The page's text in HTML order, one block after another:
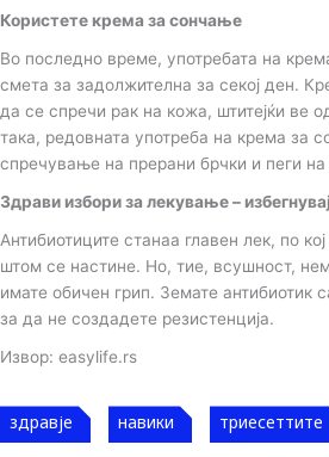
Користете крема за сончање
Во последно време, употребата на
смета за задолжителна за секој ден.
да се спречи рак на кожа, штитeјќи ве
така, редовната употреба на крема за
спречување на прерани брчки и пеги
Здрави избори за лекување –
Антибиотиците станаа главен лек, по
штом се настине. Но, тие, всушност,
имате обичен грип. Земате антибиотик
за да не создадете резистенција.
Извор: easylife.rs
здравје навики триесеттите